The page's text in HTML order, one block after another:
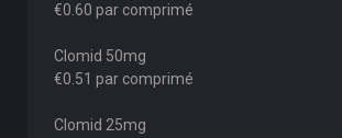
€0.60 par comprimé
Clomid 50mg
€0.51 par comprimé
Clomid 25mg